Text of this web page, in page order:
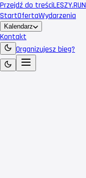
Przejdź do treściLESZY.RUN
StartOfertaWydarzenia
Kalendarz
Kontakt
Organizujesz bieg?